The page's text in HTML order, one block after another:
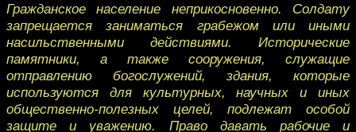
Гражданское население неприкосновенно. Солдату
запрещается заниматься грабежом или иными
насильственными действиями. Исторические
памятники, а также сооружения, служащие
отправлению богослужений, здания, которые
используются для культурных, научных и иных
общественно-полезных целей, подлежат особой
защите и уважению. Право давать рабочие и